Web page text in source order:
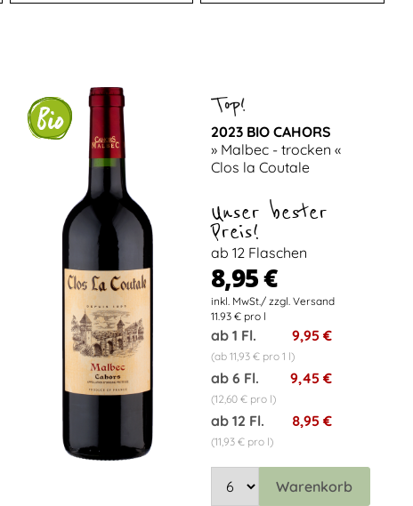
2023 BIO CAHORS
» Malbec - trocken «
Clos la Coutale
Unser bester
Preis!
ab 12 Flaschen
8,95 €
11.93 € pro l
ab 1 Fl. 9,95 €
(ab 11,93 € pro 1 l)
ab 6 Fl. 9,45 €
(12,60 € pro l)
ab 12 Fl. 8,95 €
(11,93 € pro l)
Warenkorb